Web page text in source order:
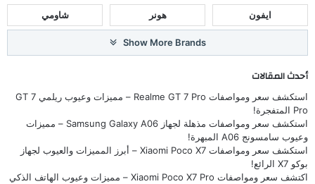
ايفون هونر شاومي
Show More Brands
أحدث المقالات
استكشف سعر ومواصفات Realme GT 7 Pro – مميزات وعيوب ريلمي GT 7
Pro المتفجرة!
استكشف سعر ومواصفات مذهلة لجهاز Samsung Galaxy A06 – مميزات
وعيوب سامسونج A06 المبهرة!
استكشف سعر ومواصفات Xiaomi Poco X7 – أبرز المميزات والعيوب لجهاز
بوكو X7 الرائع!
اكتشف سعر ومواصفات Xiaomi Poco X7 Pro – مميزات وعيوب الهاتف الذكي